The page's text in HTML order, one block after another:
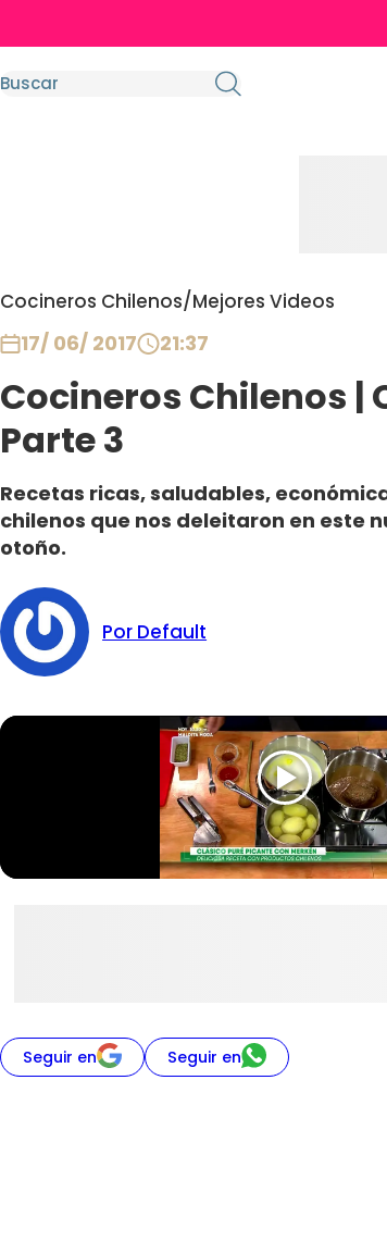
Cocineros Chilenos/Mejores Videos
17/ 06/ 2017 21:37
Cocineros Chilenos |
Parte 3
Recetas ricas, saludables,
chilenos que nos deleitaron en este
otoño.
Por Default
Seguir en Seguir en